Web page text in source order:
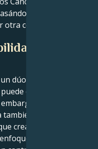
en la
cosa.
entre
dúo dinámico y
crear en ambos
sus
pueden
crea miedo o
descarado y